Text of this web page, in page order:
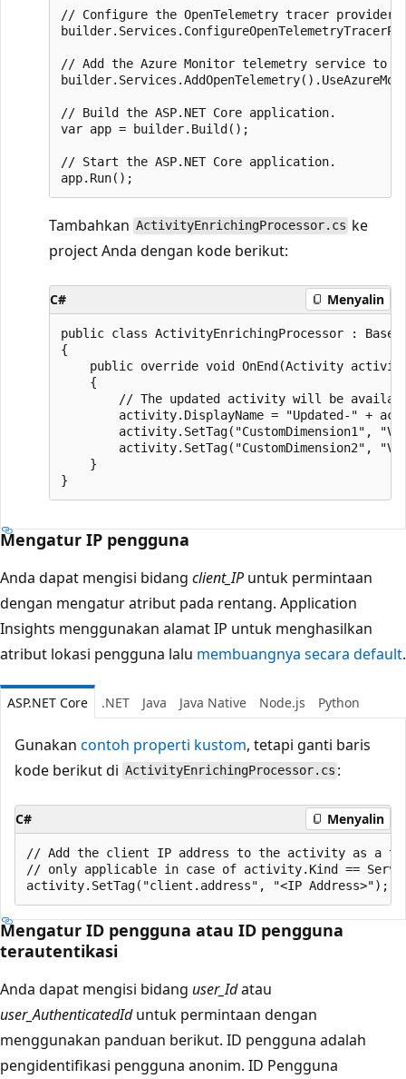
// Configure the OpenTelemetry tracer provider
// Add the Azure Monitor telemetry service to
// Build the ASP.NET Core application.
var app = builder.Build();
// Start the ASP.NET Core application.
Tambahkan ActivityEnrichingProcessor.cs ke
project Anda dengan kode berikut:
C# Menyalin
public class ActivityEnrichingProcessor :
{
public override void OnEnd(Activity
    {
// The updated activity will be
activity.DisplayName = "Updated-" +
activity.SetTag("CustomDimension1",
activity.SetTag("CustomDimension2",
    }
Mengatur IP pengguna
Anda dapat mengisi bidang client_IP untuk permintaan
dengan mengatur atribut pada rentang. Application
Insights menggunakan alamat IP untuk menghasilkan
atribut lokasi pengguna lalu membuangnya secara default.
ASP.NET Core .NET Java Java Native Node.js Python
Gunakan contoh properti kustom, tetapi ganti baris
kode berikut di ActivityEnrichingProcessor.cs :
C# Menyalin
// Add the client IP address to the activity as a
// only applicable in case of activity.Kind ==
Mengatur ID pengguna atau ID pengguna
terautentikasi
Anda dapat mengisi bidang user_Idatau
user_AuthenticatedIduntuk permintaan dengan
menggunakan panduan berikut. ID pengguna adalah
pengidentifikasi pengguna anonim. ID Pengguna